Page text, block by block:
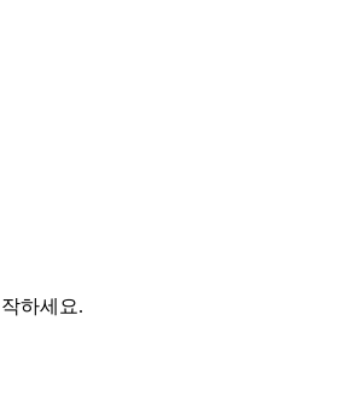
하세요.